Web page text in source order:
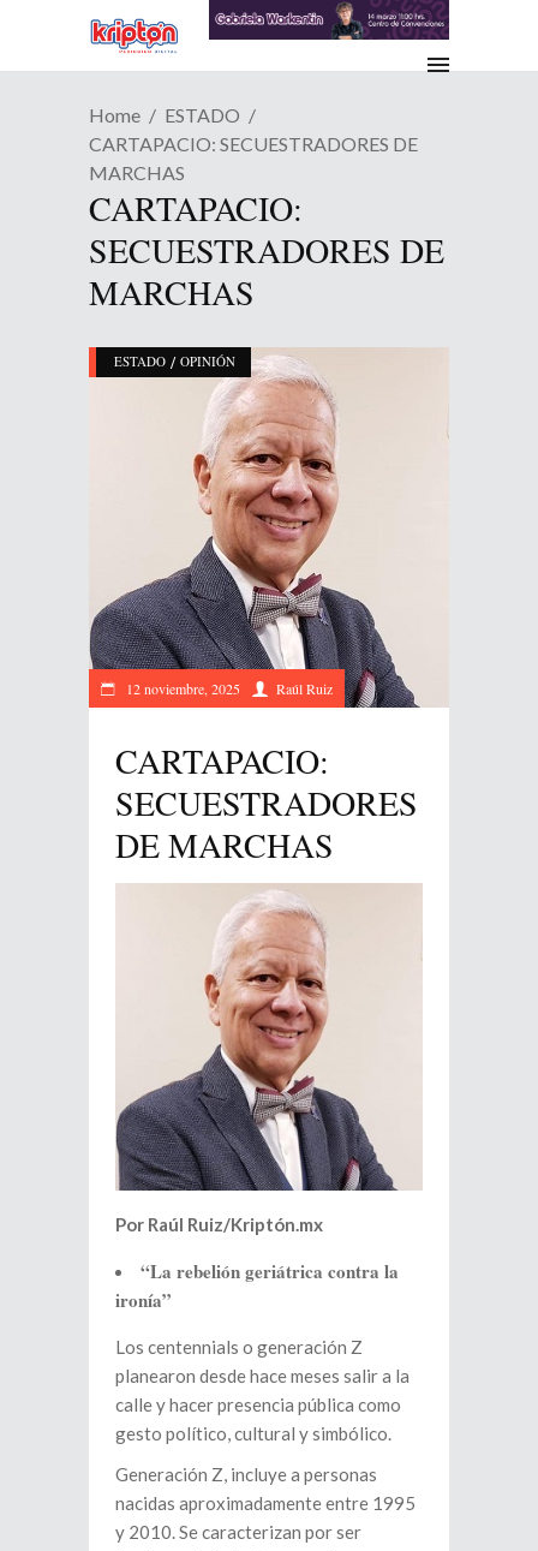
Home
ESTADO
CARTAPACIO: SECUESTRADORES DE
MARCHAS
CARTAPACIO:
SECUESTRADORES DE
MARCHAS
ESTADO / OPINIÓN
12 noviembre, 2025 Raúl Ruiz
CARTAPACIO:
SECUESTRADORES
DE MARCHAS
Por Raúl Ruiz/Kriptón.mx
“La rebelión geriátrica contra la
ironía”
Los centennials o generación Z
planearon desde hace meses salir a la
calle y hacer presencia pública como
gesto político, cultural y simbólico.
Generación Z, incluye a personas
nacidas aproximadamente entre 1995
y 2010. Se caracterizan por ser